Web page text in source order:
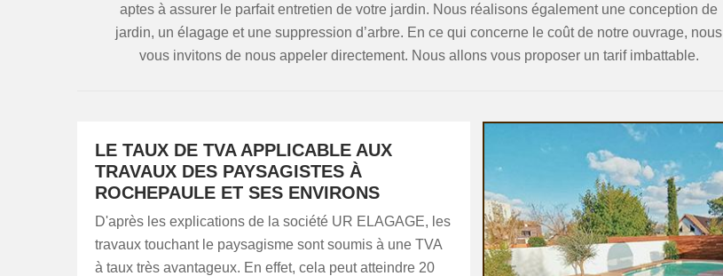
aptes à assurer le parfait entretien de votre jardin. Nous réalisons également une conception de
jardin, un élagage et une suppression d’arbre. En ce qui concerne le coût de notre ouvrage, nous
vous invitons de nous appeler directement. Nous allons vous proposer un tarif imbattable.
LE TAUX DE TVA APPLICABLE AUX
TRAVAUX DES PAYSAGISTES À
ROCHEPAULE ET SES ENVIRONS
D'après les explications de la société UR ELAGAGE, les
travaux touchant le paysagisme sont soumis à une TVA
à taux très avantageux. En effet, cela peut atteindre 20